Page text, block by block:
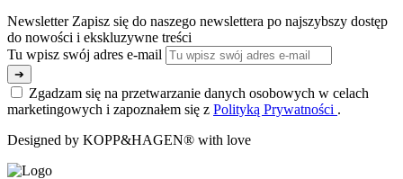
Newsletter Zapisz się do naszego newslettera po najszybszy dostęp
do nowości i ekskluzywne treści
Tu wpisz swój adres e-mail
➔
Zgadzam się na przetwarzanie danych osobowych w celach
marketingowych i zapoznałem się z Polityką Prywatności .
Designed by KOPP&HAGEN® with love